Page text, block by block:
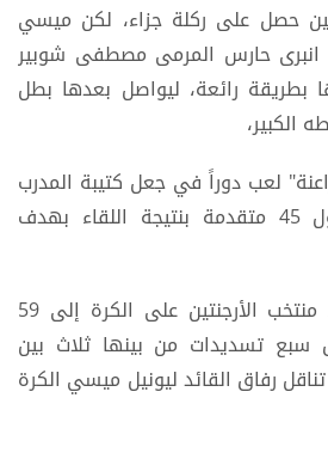
حصل على ركلة جزاء، لكن ميسي
انبرى حارس المرمى مصطفى شوبير
رائعة، ليواصل بعدها بطل
لعب دوراً في جعل كتيبة المدرب
حسام حسن تُنهي أول 45 متقدمة بنتيجة اللقاء بهدف
ووصلت نسبة استحواذ منتخب الأرجنتين على الكرة إلى 59
سبع تسديدات من بينها ثلاث بين
رفاق القائد ليونيل ميسي الكرة